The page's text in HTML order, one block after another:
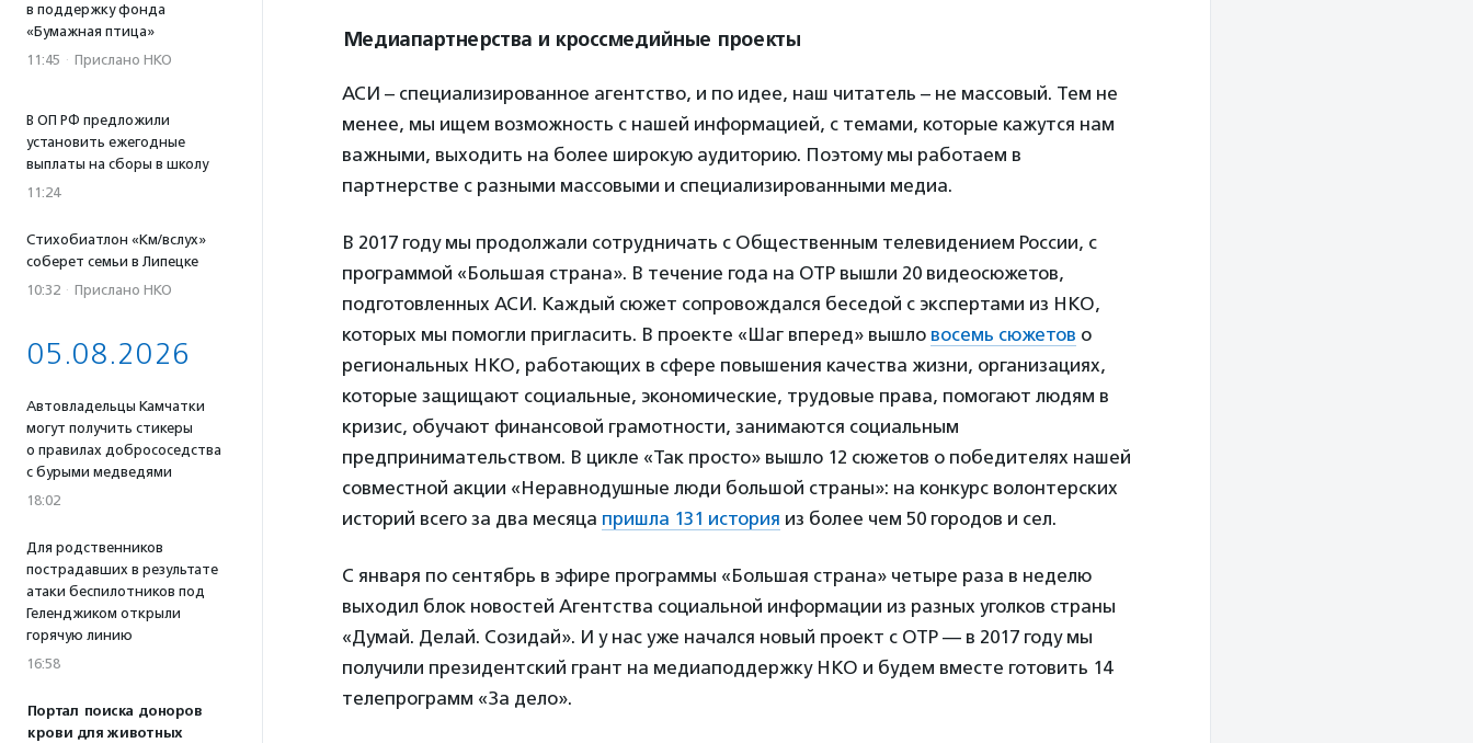
в поддержку фонда
«Бумажная птица»
11:45 · Прислано НКО
В ОП РФ предложили
установить ежегодные
выплаты на сборы в школу
11:24
Стихобиатлон «Км/вслух»
соберет семьи в Липецке
10:32 · Прислано НКО
05.08.2026
Автовладельцы Камчатки
могут получить стикеры
о правилах добрососедства
с бурыми медведями
18:02
Для родственников
пострадавших в результате
атаки беспилотников под
Геленджиком открыли
горячую линию
16:58
Портал поиска доноров
крови для животных
Медиапартнерства и кроссмедийные проекты
АСИ – специализированное агентство, и по идее, наш читатель – не массовый. Тем не
менее, мы ищем возможность с нашей информацией, с темами, которые кажутся нам
важными, выходить на более широкую аудиторию. Поэтому мы работаем в
партнерстве с разными массовыми и специализированными медиа.
В 2017 году мы продолжали сотрудничать с Общественным телевидением России, с
программой «Большая страна». В течение года на ОТР вышли 20 видеосюжетов,
подготовленных АСИ. Каждый сюжет сопровождался беседой с экспертами из НКО,
которых мы помогли пригласить. В проекте «Шаг вперед» вышло восемь сюжетов о
региональных НКО, работающих в сфере повышения качества жизни, организациях,
которые защищают социальные, экономические, трудовые права, помогают людям в
кризис, обучают финансовой грамотности, занимаются социальным
предпринимательством. В цикле «Так просто» вышло 12 сюжетов о победителях нашей
совместной акции «Неравнодушные люди большой страны»: на конкурс волонтерских
историй всего за два месяца пришла 131 история из более чем 50 городов и сел.
С января по сентябрь в эфире программы «Большая страна» четыре раза в неделю
выходил блок новостей Агентства социальной информации из разных уголков страны
«Думай. Делай. Созидай». И у нас уже начался новый проект с ОТР — в 2017 году мы
получили президентский грант на медиаподдержку НКО и будем вместе готовить 14
телепрограмм «За дело».